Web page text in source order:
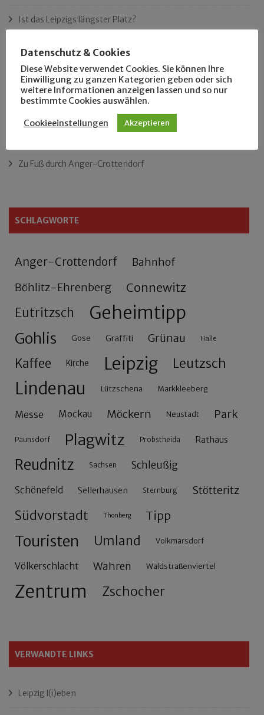
Ist das Leipzigs längster Platz?
„Als Hobbyhistoriker bin ich in ganz Leipzig zu Hause“
Das neue Eutritzsch-Buch
Der Leipziger Schmiedetag von 1904
Rennfahrer in Schönefeld und Zschocher
Zu Fuß durch Anger-Crottendorf
SCHLAGWORTE
Anger-Crottendorf Bahnhof
Böhlitz-Ehrenberg Connewitz
Eutritzsch Geheimtipp
Gohlis Gose Graffiti Grünau Halle
Kaffee Kirche Leipzig Leutzsch
Lindenau Lützschena Markkleeberg
Messe Mockau Möckern Neustadt Park
Paunsdorf Plagwitz Probstheida Rathaus
Reudnitz Sachsen Schleußig
Schönefeld Sellerhausen Sternburg Stötteritz
Südvorstadt Thonberg Tipp
Touristen Umland Volkmarsdorf
Völkerschlacht Wahren Waldstraßenviertel
Zentrum Zschocher
VERWANDTE LINKS
Leipzig l(i)eben
Datenschutz & Cookies
Diese Website verwendet Cookies. Sie können Ihre
Einwilligung zu ganzen Kategorien geben oder sich
weitere Informationen anzeigen lassen und so nur
bestimmte Cookies auswählen.
Cookieeinstellungen Akzeptieren